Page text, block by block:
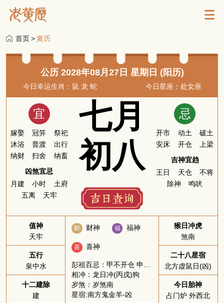
首页>黄历
公历 2028年08月27日 星期日 (阳历)
今日幸运生肖：鼠 龙 蛇 今日星座：处女座
宜
嫁娶 冠笄
祭祀
沐浴
普渡
出行
纳财
扫舍
纳畜
凶煞宜忌
月建
小时
土府
五离
天牢
七月
初八
忌
开市 动土
破土
安床
开仓
上梁
吉神宜趋
王日
天仓
不将
除神
鸣吠
值神
天牢
五行
泉中水
十二建除
建
财 财神 福 福神
喜 喜神
彭祖百忌：甲不开仓 申不安床
相冲：龙日冲(丙戌)狗
岁煞：岁煞南
星宿:南方鬼金羊-凶
猴日冲虎
煞南
二十八星宿
北方虚鼠日(凶)
今日胎神
占门炉 外西北